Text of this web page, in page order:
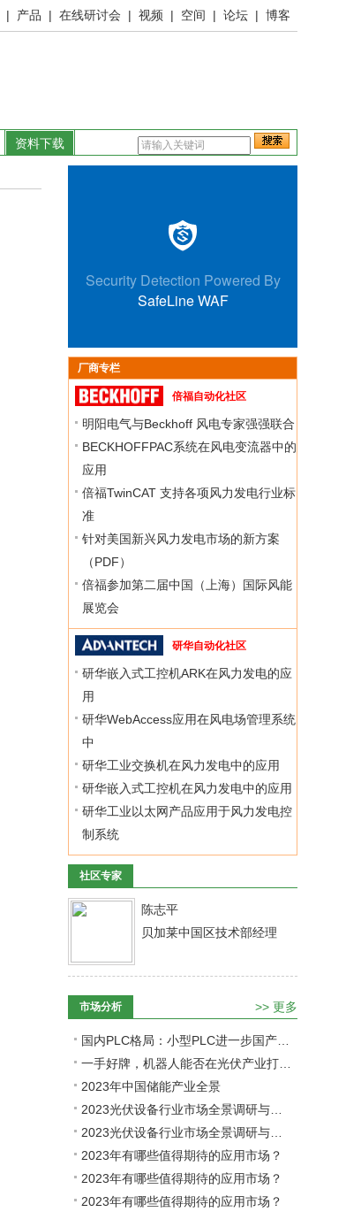
| 产品 | 在线研讨会 | 视频 | 空间 | 论坛 | 博客
资料下载
厂商专栏
倍福自动化社区
明阳电气与Beckhoff 风电专家强强联合
BECKHOFFPAC系统在风电变流器中的
应用
倍福TwinCAT 支持各项风力发电行业标
准
针对美国新兴风力发电市场的新方案
（PDF）
倍福参加第二届中国（上海）国际风能
展览会
研华自动化社区
研华嵌入式工控机ARK在风力发电的应
用
研华WebAccess应用在风电场管理系统
中
研华工业交换机在风力发电中的应用
研华嵌入式工控机在风力发电中的应用
研华工业以太网产品应用于风力发电控
制系统
社区专家
陈志平
贝加莱中国区技术部经理
市场分析 >> 更多
2023年中国储能产业全景
2023年有哪些值得期待的应用市场？
2023年有哪些值得期待的应用市场？
2023年有哪些值得期待的应用市场？